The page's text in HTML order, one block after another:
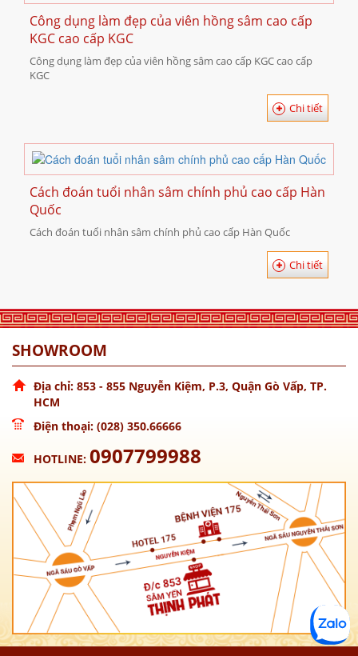
Công dụng làm đẹp của viên hồng sâm cao cấp
KGC cao cấp KGC
Công dụng làm đẹp của viên hồng sâm cao cấp KGC cao cấp
KGC
Chi tiết
Cách đoán tuổi nhân sâm chính phủ cao cấp Hàn
Quốc
Cách đoán tuổi nhân sâm chính phủ cao cấp Hàn Quốc
Chi tiết
SHOWROOM
Địa chỉ: 853 - 855 Nguyễn Kiệm, P.3, Quận Gò Vấp, TP.
HCM
Điện thoại: (028) 350.66666
HOTLINE: 0907799988